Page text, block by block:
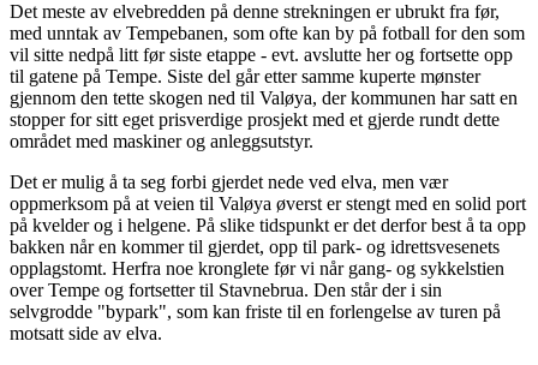
Det meste av elvebredden på denne strekningen er ubrukt fra før,
med unntak av Tempebanen, som ofte kan by på fotball for den som
vil sitte nedpå litt før siste etappe - evt. avslutte her og fortsette opp
til gatene på Tempe. Siste del går etter samme kuperte mønster
gjennom den tette skogen ned til Valøya, der kommunen har satt en
stopper for sitt eget prisverdige prosjekt med et gjerde rundt dette
området med maskiner og anleggsutstyr.
Det er mulig å ta seg forbi gjerdet nede ved elva, men vær
oppmerksom på at veien til Valøya øverst er stengt med en solid port
på kvelder og i helgene. På slike tidspunkt er det derfor best å ta opp
bakken når en kommer til gjerdet, opp til park- og idrettsvesenets
opplagstomt. Herfra noe kronglete før vi når gang- og sykkelstien
over Tempe og fortsetter til Stavnebrua. Den står der i sin
selvgrodde "bypark", som kan friste til en forlengelse av turen på
motsatt side av elva.